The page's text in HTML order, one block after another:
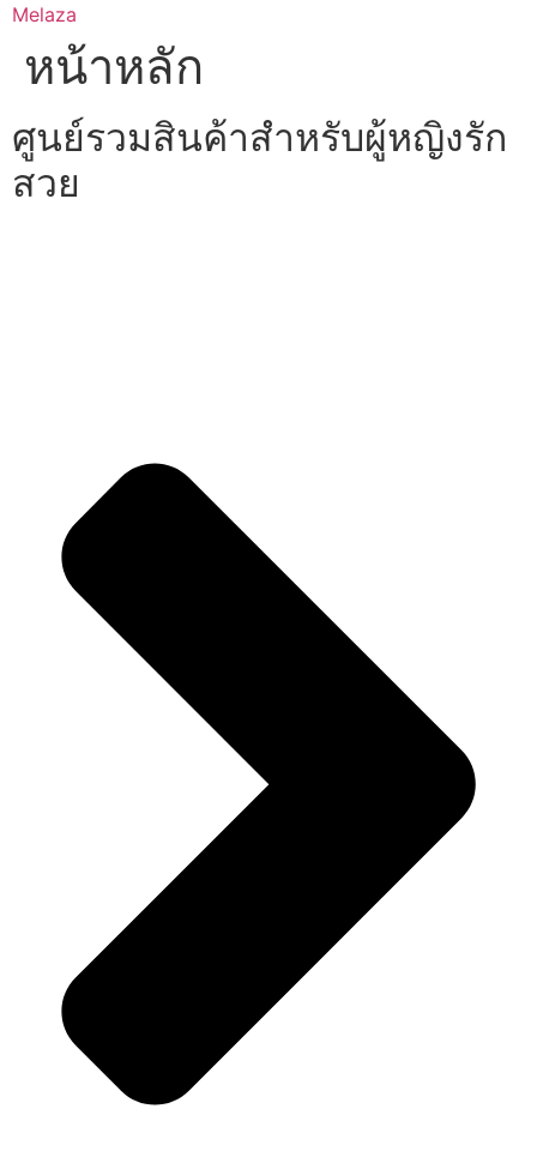
Skip
content
Melaza
หน้าหลัก
ศูนย์รวมสินค้าสำหรับผู้หญิงรัก
สวย